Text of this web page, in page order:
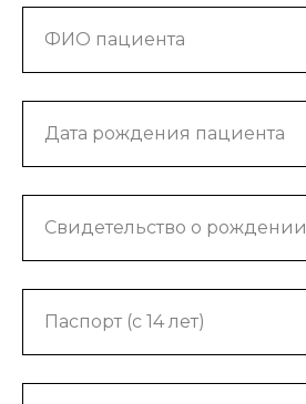
ФИО пациента
Дата рождения пациента
Свидетельство о рождении
Паспорт (с 14 лет)